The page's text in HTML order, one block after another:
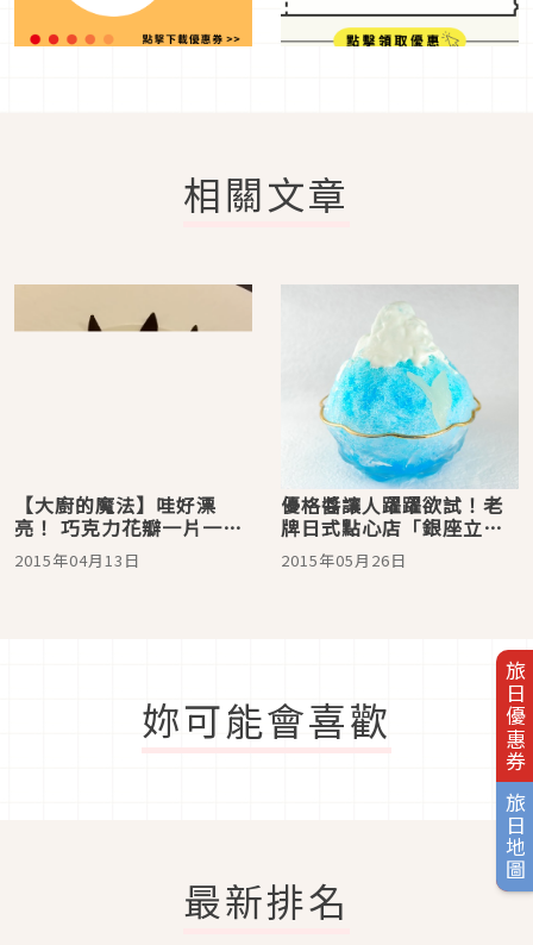
旅日優惠券
旅日地圖
相關文章
【大廚的魔法】哇好漂
亮！ 巧克力花瓣一片一片
綻開!! 世界最高等級的
精緻甜點
2015年04月13日
優格醬讓人躍躍欲試！老
牌日式點心店「銀座立田
野」新刨冰”藍富士
山”實在太美了！
2015年05月26日
妳可能會喜歡
最新排名